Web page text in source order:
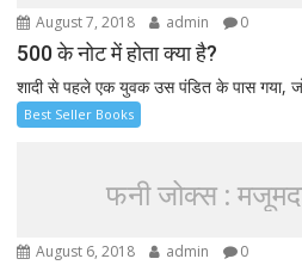
August 7, 2018 admin 0
500 के नोट में होता क्या है?
शादी से पहले एक युवक उस पंडित के पास गया,
Best Seller Books
फनी जोक्स :
August 6, 2018 admin 0